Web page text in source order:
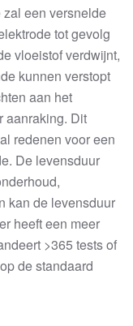
een versnelde
tot gevolg
vloeistof verdwijnt,
kunnen verstopt
aan het
aanraking. Dit
redenen voor een
De levensduur
kan de levensduur
heeft een meer
>365 tests of
de standaard